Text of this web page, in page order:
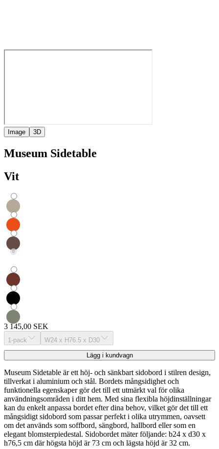
Image 3D
Museum Sidetable
Vit
3 145,00 SEK
1-pack W24 x H76.5 x D30
Lägg i kundvagn
Museum Sidetable är ett höj- och sänkbart sidobord i stilren design,
tillverkat i aluminium och stål. Bordets mångsidighet och
funktionella egenskaper gör det till ett utmärkt val för olika
användningsområden i ditt hem. Med sina flexibla höjdinställningar
kan du enkelt anpassa bordet efter dina behov, vilket gör det till ett
mångsidigt sidobord som passar perfekt i olika utrymmen, oavsett
om det används som soffbord, sängbord, hallbord eller som en
elegant blomsterpiedestal. Sidobordet mäter följande: b24 x d30 x
h76,5 cm där högsta höjd är 73 cm och lägsta höjd är 32 cm.